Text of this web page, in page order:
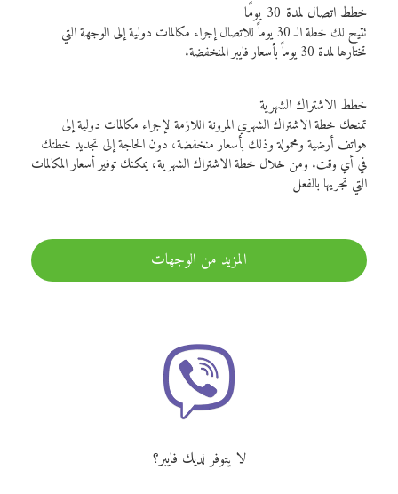
خطط اتصال لمدة 30 يومًا
تتيح لك خطة الـ 30 يوماً للاتصال إجراء مكالمات دولية إلى الوجهة التي
تختارها لمدة 30 يوماً بأسعار فايبر المنخفضة.
خطط الاشتراك الشهرية
تمنحك خطة الاشتراك الشهري المرونة اللازمة لإجراء مكالمات دولية إلى
هواتف أرضية ومحمولة وذلك بأسعار منخفضة، دون الحاجة إلى تجديد خطتك
في أي وقت. ومن خلال خطة الاشتراك الشهرية، يمكنك توفير أسعار المكالمات
التي تجريها بالفعل
المزيد من الوجهات
لا يتوفر لديك فايبر؟